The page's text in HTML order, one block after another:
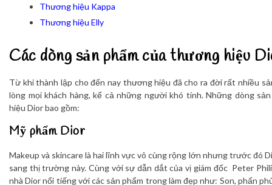
Thương hiệu Kappa
Thương hiệu Elly
Các dòng sản phẩm của thương hiệu
Từ khi thành lập cho đến nay thương hiệu đã cho ra đời rất nhiều
lòng mọi khách hàng, kể cả những người khó tính. Những dòng
hiệu Dior bao gồm:
Mỹ phẩm Dior
Makeup và skincare là hai lĩnh vực vô cùng rộng lớn nhưng trước đó
sang thị trường này. Cùng với sự dẫn dắt của vị giám đốc Peter
nhà Dior nổi tiếng với các sản phẩm trong làm đẹp như: Son, phấn